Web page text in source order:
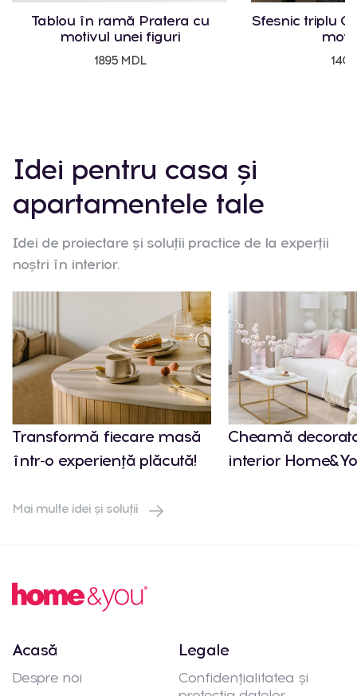
Tablou în ramă Pratera cu
motivul unei figuri
1895 MDL
Sfesnic triplu
Idei pentru casa și
apartamentele tale
Idei de proiectare și soluții practice de la experții
noștri în interior.
Transformă fiecare masă
într-o experiență plăcută!
Cheamă
interior
Mai multe idei și soluții
Acasă
Despre noi
Legale
Confidențialitatea și